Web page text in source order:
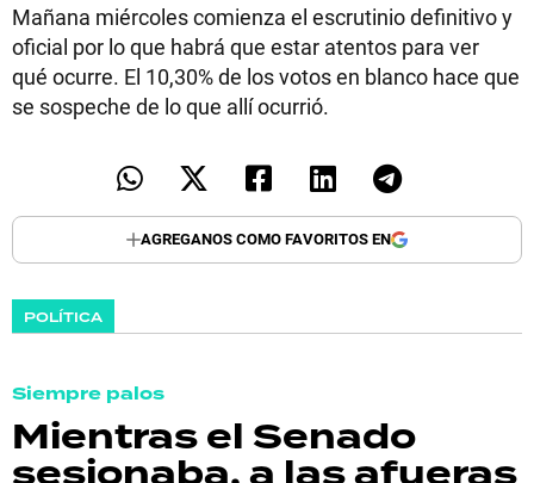
Mañana miércoles comienza el escrutinio definitivo y
oficial por lo que habrá que estar atentos para ver
qué ocurre. El 10,30% de los votos en blanco hace que
se sospeche de lo que allí ocurrió.
AGREGANOS COMO FAVORITOS EN
POLÍTICA
Siempre palos
Mientras el Senado